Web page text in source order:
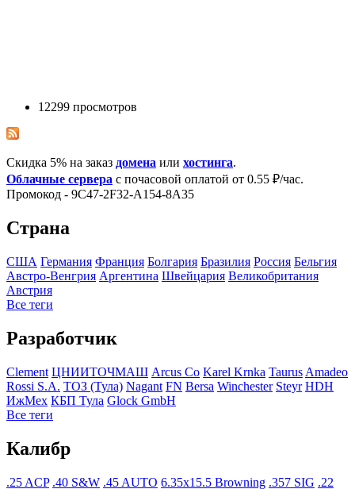
12299 просмотров
Скидка 5% на заказ домена или хостинга.
Облачные сервера с почасовой оплатой от 0.55 ₽/час.
Промокод - 9C47-2F32-A154-8A35
Страна
США Германия Франция Болгария Бразилия Росcия Бельгия
Австро-Венгрия Аргентина Швейцария Великобритания
Австрия
Все теги
Разработчик
Clement ЦНИИТОЧМАШ Arcus Co Karel Krnka Taurus Amadeo
Rossi S.A. ТОЗ (Тула) Nagant FN Bersa Winchester Steyr HDH
ИжМех КБП Тула Glock GmbH
Все теги
Калибр
.25 ACP .40 S&W .45 AUTO 6.35x15.5 Browning .357 SIG .22